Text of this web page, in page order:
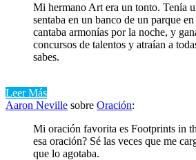
Mi hermano Art era un tonto. Tenía
sentaba en un banco de un parque
cantaba armonías por la noche, y
concursos de talentos y atraían a
sabes.
Leer Más
Aaron Neville sobre Oración:
Mi oración favorita es Footprints in
esa oración? Sé las veces que me
que lo agotaba.